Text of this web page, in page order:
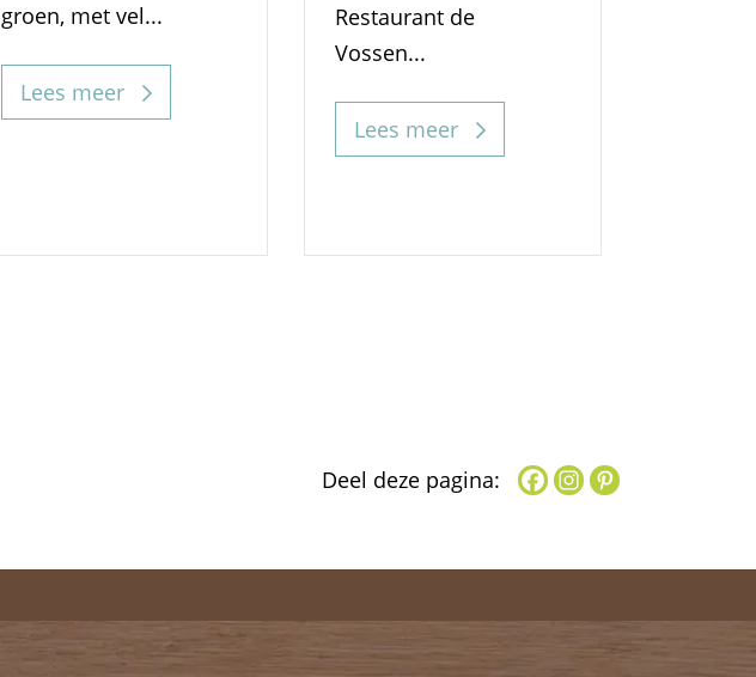
groen, met vel...
Lees meer
Restaurant de
Vossen...
Lees meer
Deel deze pagina: